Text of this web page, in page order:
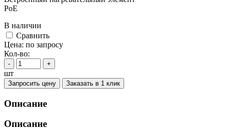
PoE
В наличии
Cравнить
Цена: по запросу
Кол-во:
- +
шт
Запросить цену Заказать в 1 клик
Описание
Описание